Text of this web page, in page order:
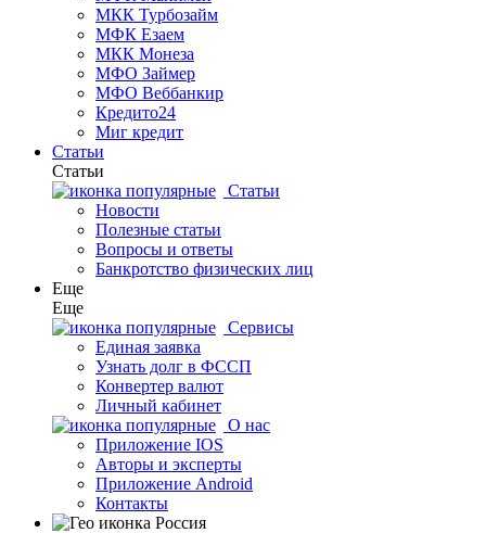
МКК Турбозайм
МФК Езаем
МКК Монеза
МФО Займер
МФО Веббанкир
Кредито24
Миг кредит
Статьи
Статьи
Статьи
Новости
Полезные статьи
Вопросы и ответы
Банкротство физических лиц
Еще
Еще
Сервисы
Единая заявка
Узнать долг в ФССП
Конвертер валют
Личный кабинет
О нас
Приложение IOS
Авторы и эксперты
Приложение Android
Контакты
Россия